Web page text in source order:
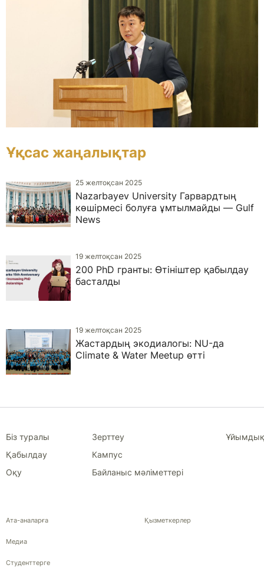
Ұқсас жаңалықтар
25 желтоқсан 2025
Nazarbayev University Гарвардтың
көшірмесі болуға ұмтылмайды — Gulf
News
19 желтоқсан 2025
200 PhD гранты: Өтініштер қабылдау
басталды
19 желтоқсан 2025
Жастардың экодиалогы: NU-да
Climate & Water Meetup өтті
Біз туралы
Қабылдау
Оқу
Зерттеу
Кампус
Байланыс мәліметтері
Ұйымдық
Ата-аналарға
Медиа
Студенттерге
Қызметкерлер